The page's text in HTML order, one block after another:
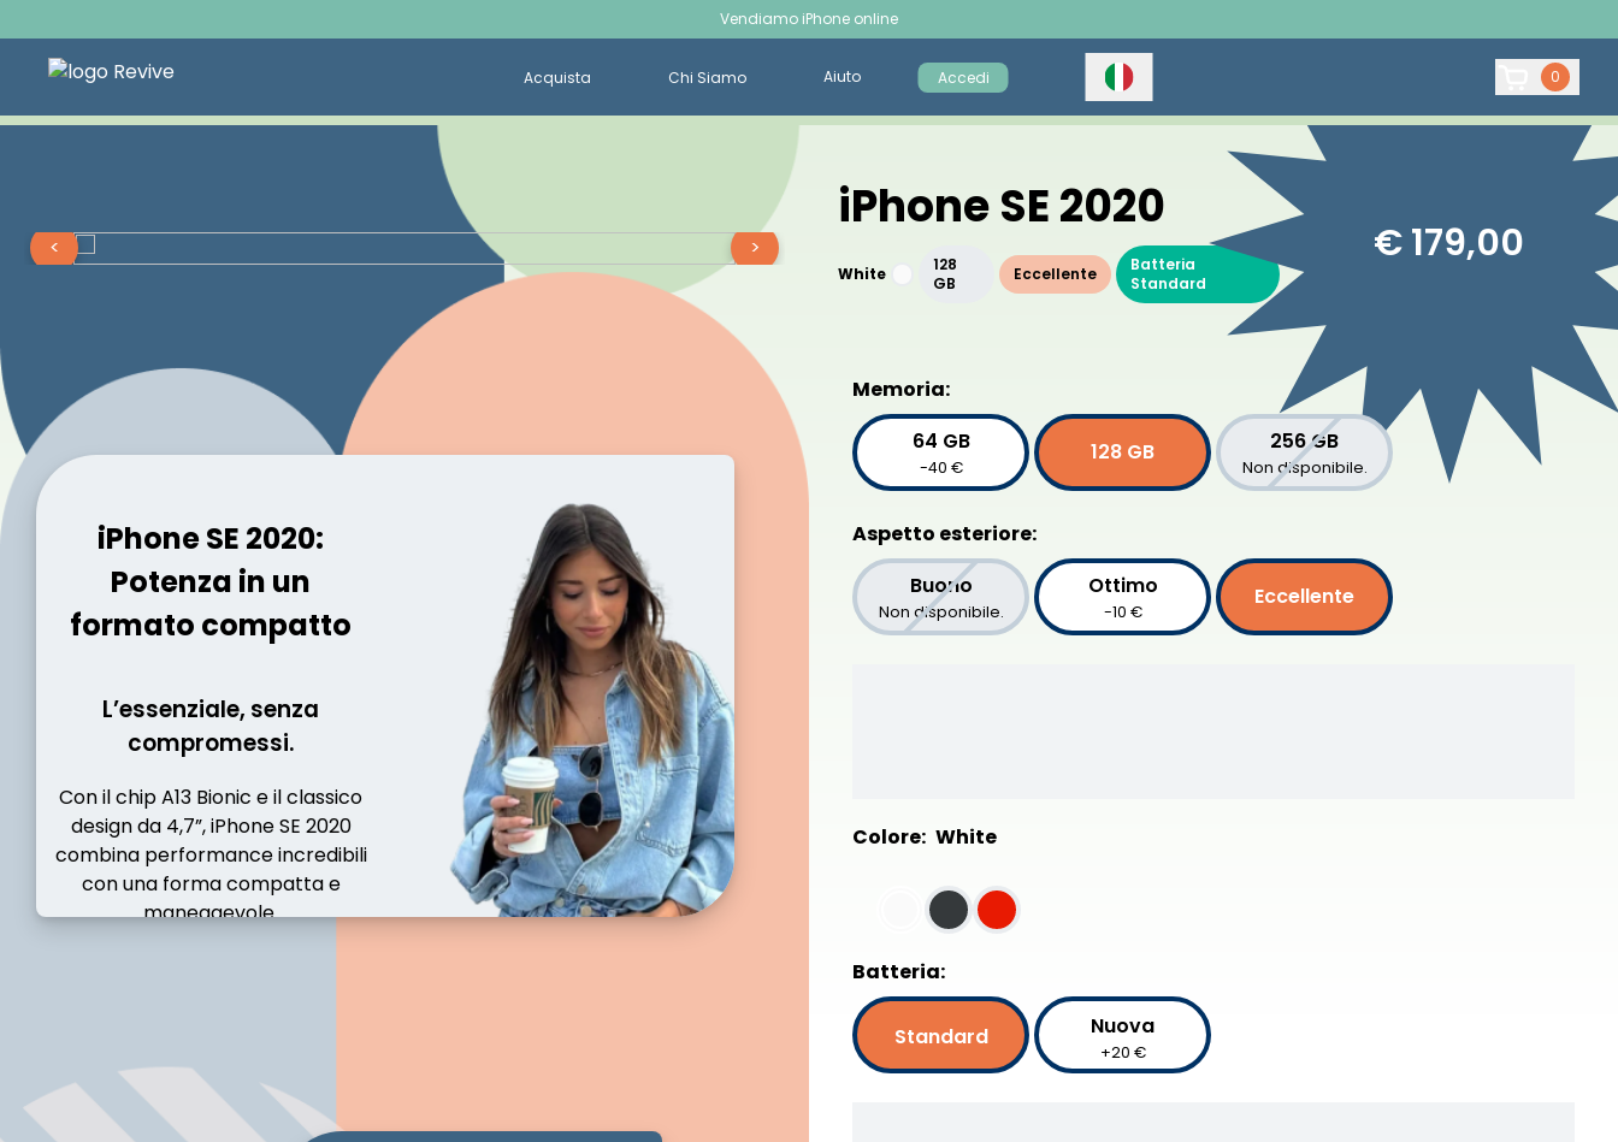
Vendiamo iPhone online
0
Acquista Chi Siamo Aiuto Accedi
>
<
iPhone SE 2020:
Potenza in un
formato compatto
L’essenziale, senza
compromessi.
Con il chip A13 Bionic e il classico
design da 4,7”, iPhone SE 2020
combina performance incredibili
con una forma compatta e
maneggevole.
iPhone SE 2020
White
128
GB
Eccellente
Batteria
Standard
€ 179,00
Memoria:
64 GB
-40 €
128 GB 256 GB
Non disponibile.
Aspetto esteriore:
Buono
Non disponibile.
Ottimo
-10 €
Eccellente
Colore: White
Batteria:
Standard Nuova
+20 €